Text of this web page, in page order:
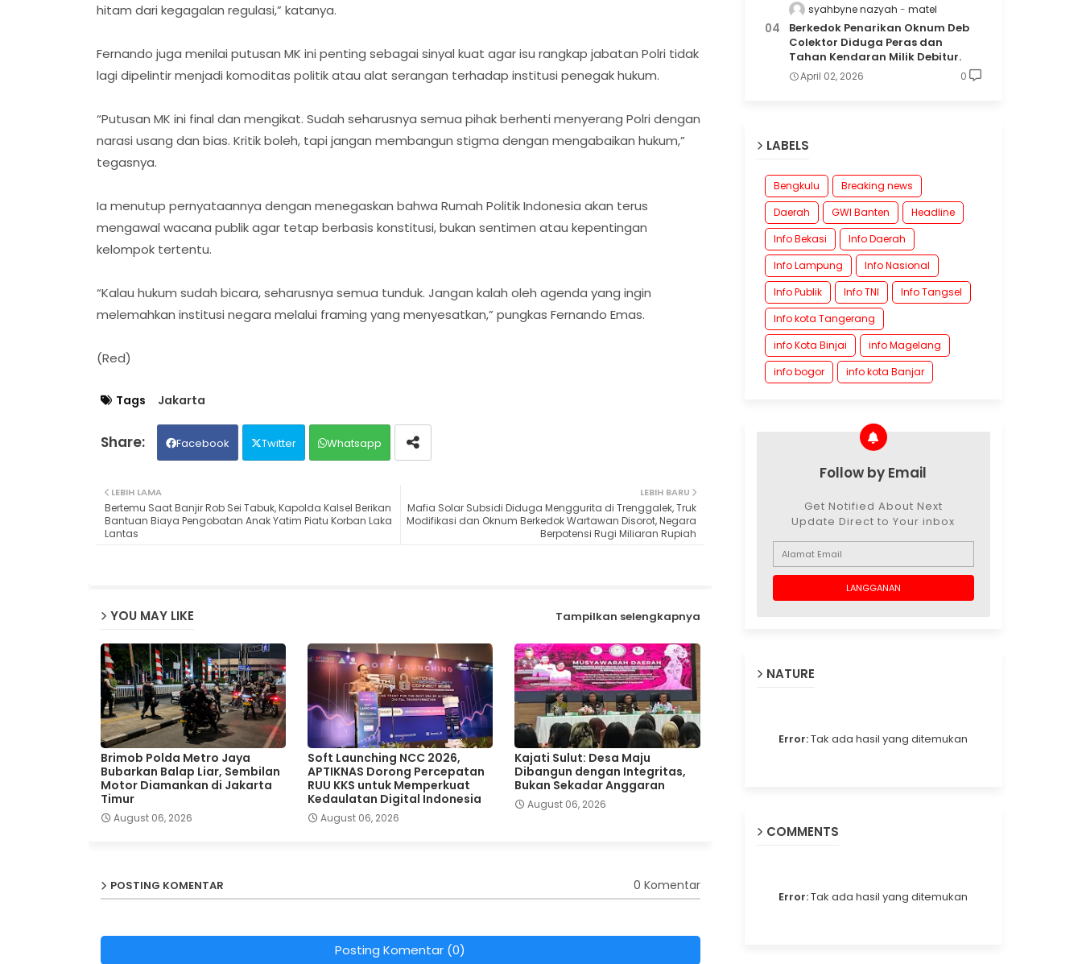
hitam dari kegagalan regulasi,” katanya.
Fernando juga menilai putusan MK ini penting sebagai sinyal kuat agar isu rangkap jabatan Polri tidak
lagi dipelintir menjadi komoditas politik atau alat serangan terhadap institusi penegak hukum.
“Putusan MK ini final dan mengikat. Sudah seharusnya semua pihak berhenti menyerang Polri dengan
narasi usang dan bias. Kritik boleh, tapi jangan membangun stigma dengan mengabaikan hukum,”
tegasnya.
Ia menutup pernyataannya dengan menegaskan bahwa Rumah Politik Indonesia akan terus
mengawal wacana publik agar tetap berbasis konstitusi, bukan sentimen atau kepentingan
kelompok tertentu.
“Kalau hukum sudah bicara, seharusnya semua tunduk. Jangan kalah oleh agenda yang ingin
melemahkan institusi negara melalui framing yang menyesatkan,” pungkas Fernando Emas.
(Red)
Tags Jakarta
Facebook Twitter Whatsapp
LEBIH BARU
Mafia Solar Subsidi Diduga Menggurita di Trenggalek, Truk
Modifikasi dan Oknum Berkedok Wartawan Disorot, Negara
Berpotensi Rugi Miliaran Rupiah
LEBIH LAMA
Bertemu Saat Banjir Rob Sei Tabuk, Kapolda Kalsel Berikan
Bantuan Biaya Pengobatan Anak Yatim Piatu Korban Laka
Lantas
YOU MAY LIKE Tampilkan selengkapnya
Brimob Polda Metro Jaya
Bubarkan Balap Liar, Sembilan
Motor Diamankan di Jakarta
Timur
August 06, 2026
Soft Launching NCC 2026,
APTIKNAS Dorong Percepatan
RUU KKS untuk Memperkuat
Kedaulatan Digital Indonesia
August 06, 2026
Kajati Sulut: Desa Maju
Dibangun dengan Integritas,
Bukan Sekadar Anggaran
August 06, 2026
POSTING KOMENTAR 0 Komentar
Posting Komentar (0)
syahbyne nazyah matel
Berkedok Penarikan Oknum Deb
Colektor Diduga Peras dan
Tahan Kendaran Milik Debitur.
April 02, 2026 0
LABELS
Bengkulu
Breaking news
Daerah
GWI Banten
Headline
Info Bekasi
Info Daerah
Info Lampung
Info Nasional
Info Publik
Info TNI
Info Tangsel
Info kota Tangerang
info Kota Binjai
info Magelang
info bogor
info kota Banjar
Follow by Email
Get Notified About Next
Update Direct to Your inbox
NATURE
Error:Tak ada hasil yang ditemukan
COMMENTS
Error:Tak ada hasil yang ditemukan